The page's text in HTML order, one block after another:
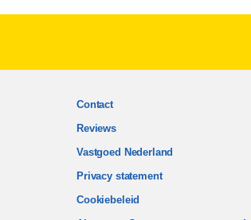
Contact
Reviews
Vastgoed Nederland
Privacy statement
Cookiebeleid